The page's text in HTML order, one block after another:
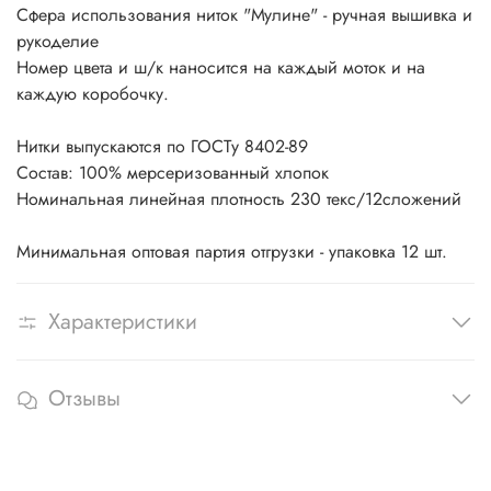
Сфера использования ниток "Мулине" - ручная вышивка и
рукоделие
Номер цвета и ш/к наносится на каждый моток и на
каждую коробочку.
Нитки выпускаются по ГОСТу 8402-89
Состав: 100% мерсеризованный хлопок
Номинальная линейная плотность 230 текс/12сложений
Минимальная оптовая партия отгрузки - упаковка 12 шт.
Характеристики
Отзывы